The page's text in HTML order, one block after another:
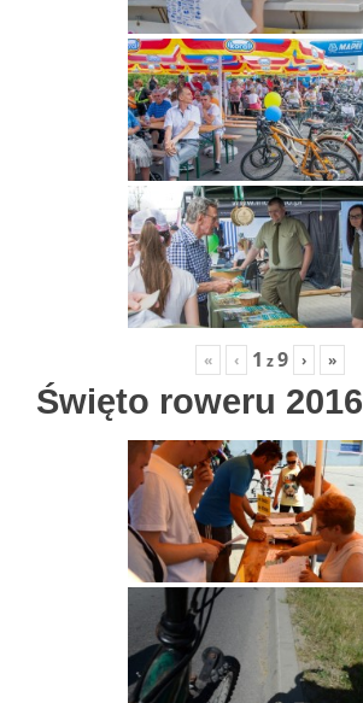
« ‹ 1 z9 › »
Święto roweru 2016